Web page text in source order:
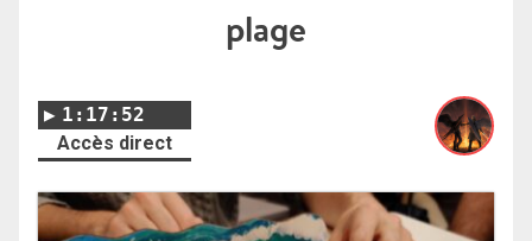
plage
1:17:52
Accès direct